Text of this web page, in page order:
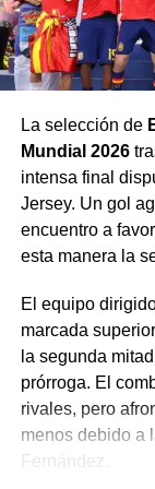
hostigamiento:
Cierre
pastores
las
Leyes
años
locales
A pesar de la
en la
donde brindan
mujeres,
La selección de
Mundial 2026
intensa final
Jersey. Un gol
encuentro a
esta manera la
El equipo
marcada
la segunda
prórroga. El
rivales, pero
menos debido a
Fernández.